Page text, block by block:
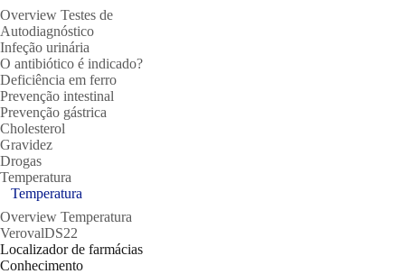
Overview Testes de
Autodiagnóstico
Infeção urinária
O antibiótico é indicado?
Deficiência em ferro
Prevenção intestinal
Prevenção gástrica
Cholesterol
Gravidez
Drogas
Temperatura
Temperatura
Overview Temperatura
VerovalDS22
Localizador de farmácias
Conhecimento